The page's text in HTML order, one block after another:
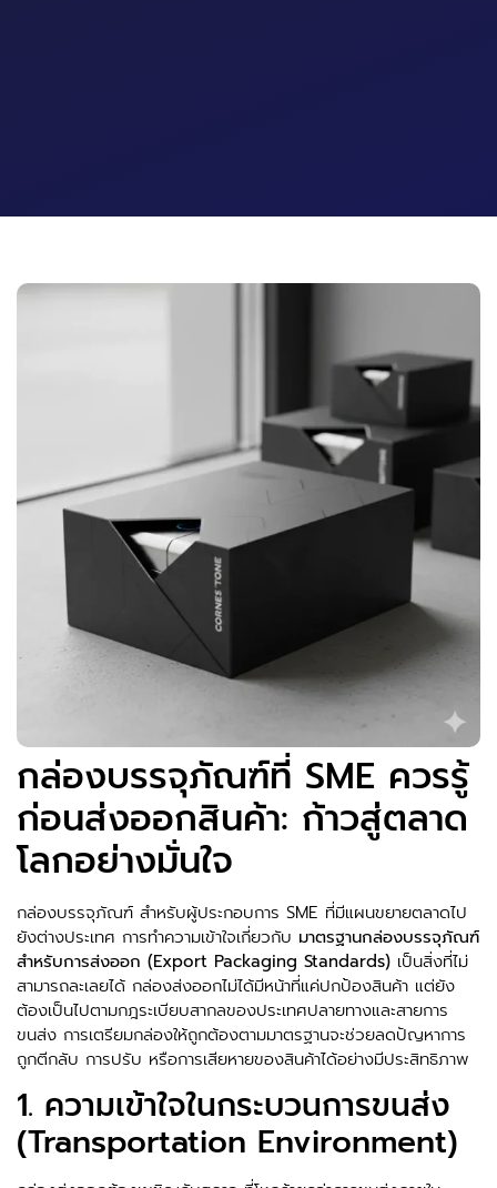
กล่องบรรจุภัณฑ์ที่ SME ควรรู้
ก่อนส่งออกสินค้า: ก้าวสู่ตลาด
โลกอย่างมั่นใจ
กล่องบรรจุภัณฑ์ สำหรับผู้ประกอบการ SME ที่มีแผนขยายตลาดไป
ยังต่างประเทศ การทำความเข้าใจเกี่ยวกับ มาตรฐานกล่องบรรจุภัณฑ์
สำหรับการส่งออก (Export Packaging Standards) เป็นสิ่งที่ไม่
สามารถละเลยได้ กล่องส่งออกไม่ได้มีหน้าที่แค่ปกป้องสินค้า แต่ยัง
ต้องเป็นไปตามกฎระเบียบสากลของประเทศปลายทางและสายการ
ขนส่ง การเตรียมกล่องให้ถูกต้องตามมาตรฐานจะช่วยลดปัญหาการ
ถูกตีกลับ การปรับ หรือการเสียหายของสินค้าได้อย่างมีประสิทธิภาพ
1. ความเข้าใจในกระบวนการขนส่ง
(Transportation Environment)